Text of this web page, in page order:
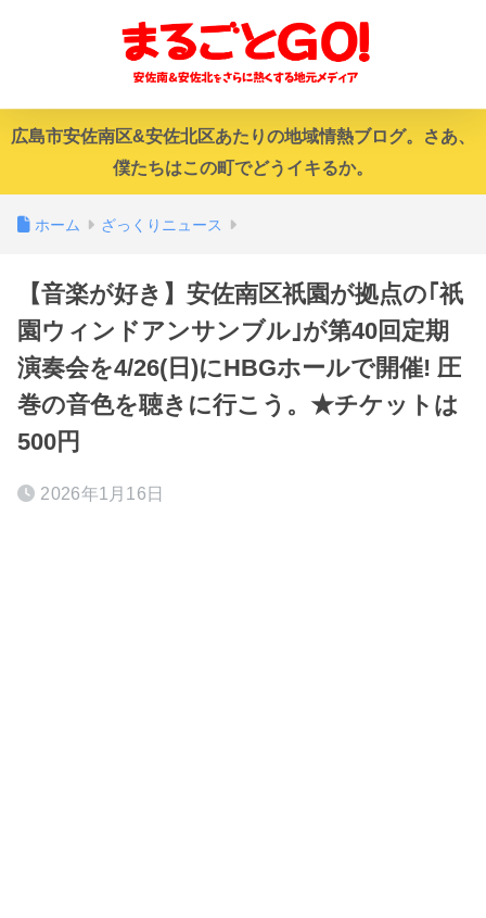
広島市安佐南区&安佐北区あたりの地域情熱ブログ。さあ、
僕たちはこの町でどうイキるか。
ホーム ざっくりニュース
【音楽が好き】安佐南区祇園が拠点の｢祇
園ウィンドアンサンブル｣が第40回定期
演奏会を4/26(日)にHBGホールで開催! 圧
巻の音色を聴きに行こう。★チケットは
500円
2026年1月16日